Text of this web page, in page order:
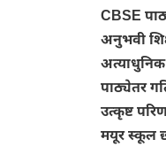
CBSE
अनुभवी
पाठ्येतर
उत्कृष्ट
मयूर स्कूल